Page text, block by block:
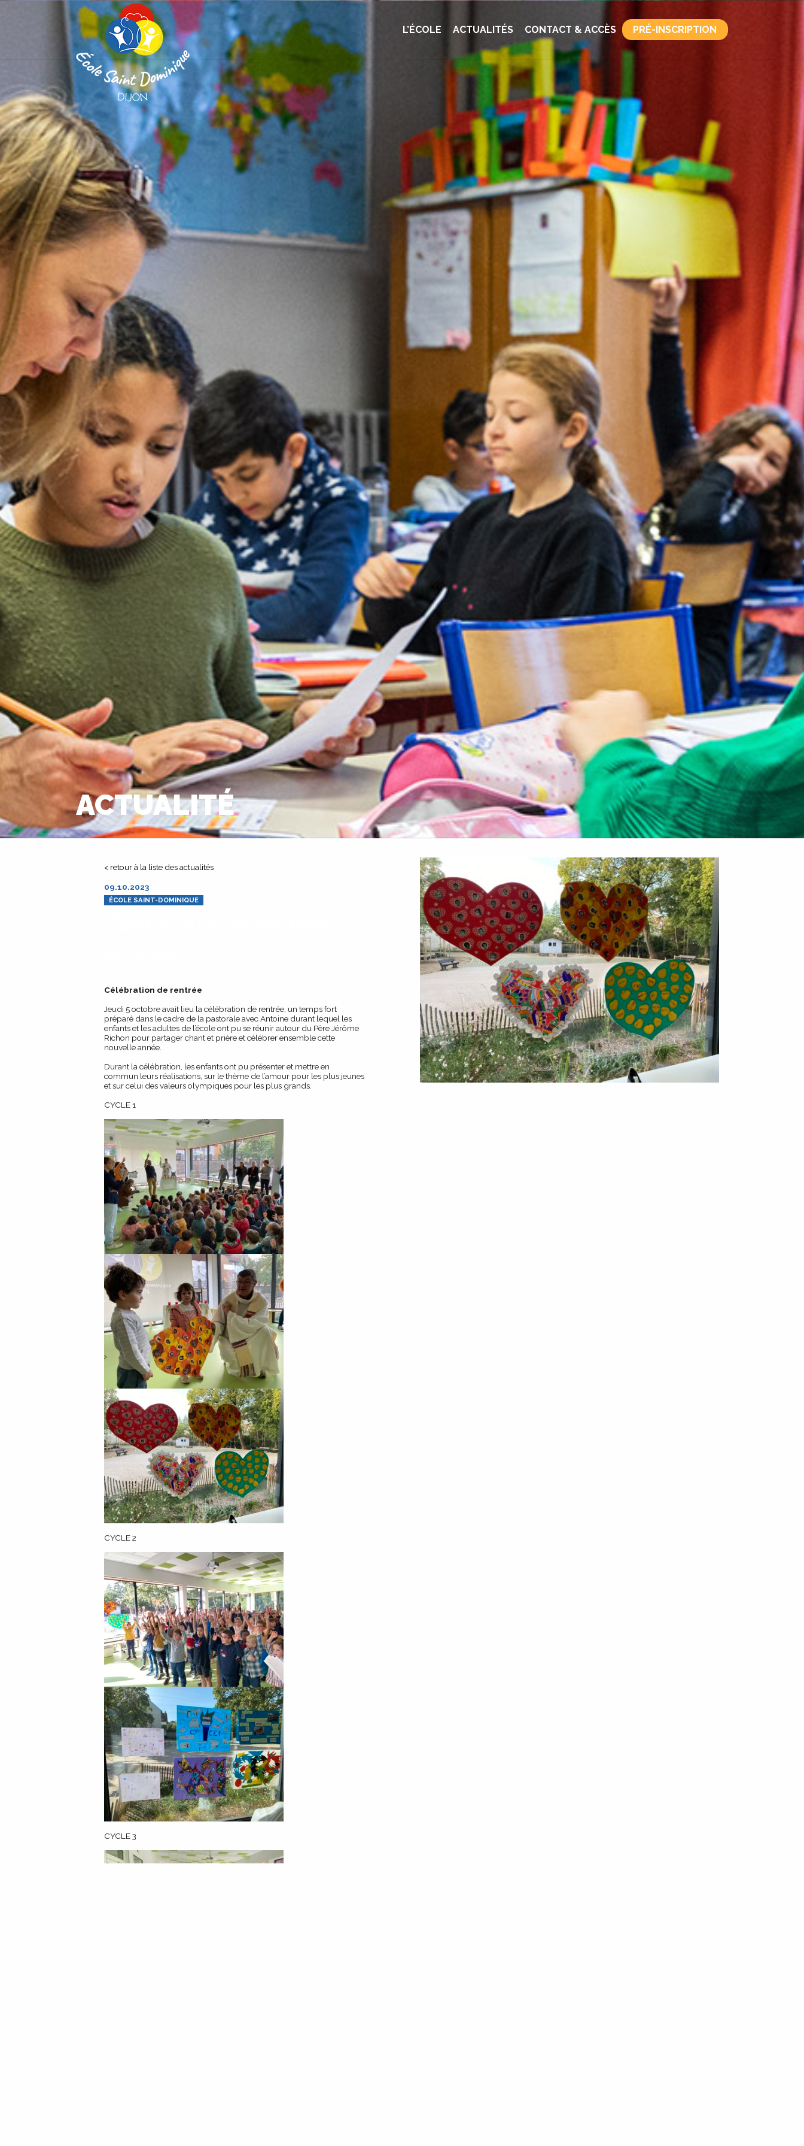
L’ÉCOLE ACTUALITÉS CONTACT & ACCÈS PRÉ-INSCRIPTION
ACTUALITÉ
< retour à la liste des actualités
09.10.2023
ÉCOLE SAINT-DOMINIQUE
Célébration de rentrée
Jeudi 5 octobre avait lieu la célébration de rentrée, un temps fort
préparé dans le cadre de la pastorale avec Antoine durant lequel les
enfants et les adultes de l’école ont pu se réunir autour du Père Jérôme
Richon pour partager chant et prière et célébrer ensemble cette
nouvelle année.
Durant la célébration, les enfants ont pu présenter et mettre en
commun leurs réalisations, sur le thème de l’amour pour les plus jeunes
et sur celui des valeurs olympiques pour les plus grands.
CYCLE 1
CYCLE 2
CYCLE 3